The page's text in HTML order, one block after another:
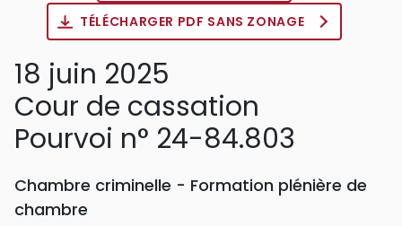
TÉLÉCHARGER PDF SANS ZONAGE
18 juin 2025
Cour de cassation
Pourvoi n° 24-84.803
Chambre criminelle - Formation plénière de
chambre